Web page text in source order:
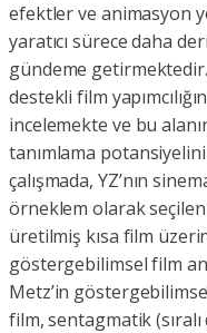
efektler ve animasyon
yaratıcı sürece daha
gündeme
destekli film
incelemekte ve bu
tanımlama
çalışmada, YZ’nın
örneklem olarak seçilen
üretilmiş kısa film
göstergebilimsel film
Metz’in
film, sentagmatik